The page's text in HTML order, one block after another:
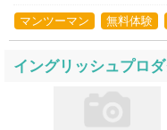
マンツーマン 無料体験
イングリッシュプロ